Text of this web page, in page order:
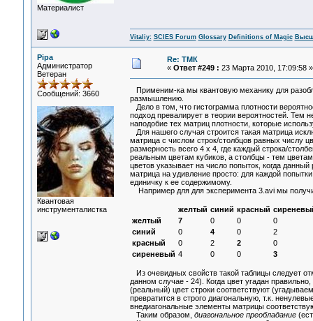
Материалист
Vitaliy: SCIES Forum Glossary Definitions of Magic
Pipa
Администратор
Ветеран
Сообщений: 3660
Квантовая
инструменталистка
Re: ТМК
« Ответ #249 : 23 Марта 2010, 17:09:58 »
Применим-ка мы квантовую механику для
размышлению.
Дело в том, что гистограмма плотности
подход превалирует в теории вероятностей.
наподобие тех матриц плотности, которые
Для нашего случая строится такая матрица
матрица с числом строк/столбцов равных числу
размерность всего 4 х 4, где каждый строка/
реальным цветам кубиков, а столбцы - тем
цветов указывает на число попыток, когда
матрица на удивление просто: для каждой
единичку к ее содержимому.
Например для для эксперимента 3.avi мы
желтый синий красный
желтый
7 0 0
0
синий
0 4 0
2
красный
0 2 2
0
сиреневый 4 0 0 3
Из очевидных свойств такой таблицы следует
данном случае - 24). Когда цвет угадан
(реальный) цвет строки соответствуют
превратится в строго диагональную, т.к.
внедиагональные элементы матрицы
Таким образом, диагональное преобладание